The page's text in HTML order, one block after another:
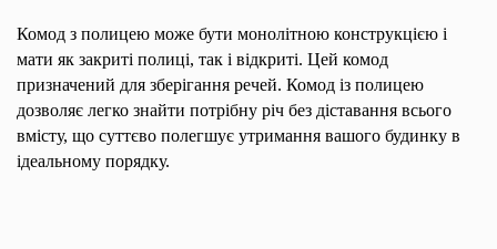
Комод з полицею може бути монолітною конструкцією і
мати як закриті полиці, так і відкриті. Цей комод
призначений для зберігання речей. Комод із полицею
дозволяє легко знайти потрібну річ без діставання всього
вмісту, що суттєво полегшує утримання вашого будинку в
ідеальному порядку.